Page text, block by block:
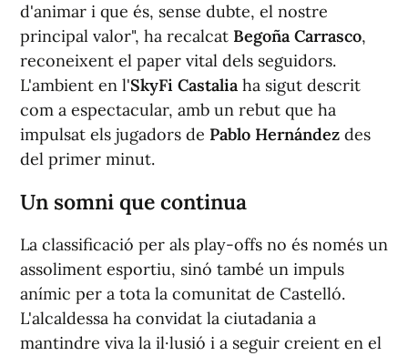
d'animar i que és, sense dubte, el nostre
principal valor", ha recalcat Begoña Carrasco,
reconeixent el paper vital dels seguidors.
L'ambient en l'SkyFi Castalia ha sigut descrit
com a espectacular, amb un rebut que ha
impulsat els jugadors de Pablo Hernández des
del primer minut.
Un somni que continua
La classificació per als play-offs no és només un
assoliment esportiu, sinó també un impuls
anímic per a tota la comunitat de Castelló.
L'alcaldessa ha convidat la ciutadania a
mantindre viva la il·lusió i a seguir creient en el